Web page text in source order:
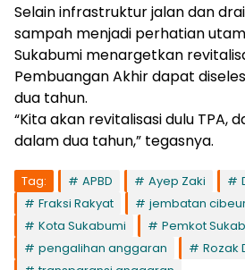
Selain infrastruktur jalan dan
sampah menjadi perhatian
Sukabumi menargetkan
Pembuangan Akhir dapat
dua tahun.
“Kita akan revitalisasi dulu TPA,
dalam dua tahun,” tegasnya.
Tag: APBD Ayep Zaki
Fraksi Rakyat
jembatan
Kota Sukabumi
Pemkot
pengalihan anggaran
Rozak